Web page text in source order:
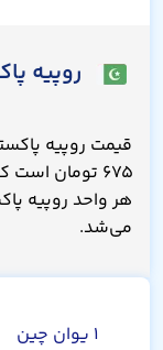
روپیه
۶۷۵ تومان
می‌شد.
۱ یوان چین